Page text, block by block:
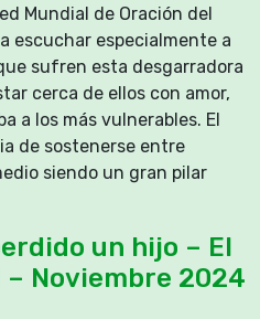
Mundial de Oración del
escuchar especialmente a
sufren esta desgarradora
cerca de ellos con amor,
a los más vulnerables. El
de sostenerse entre
siendo un gran pilar
un hijo – El
– Noviembre 2024